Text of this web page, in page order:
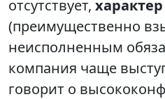
отсутствует,
(преимущественно
неисполненным
компания чаще
говорит о